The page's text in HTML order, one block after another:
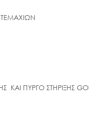
ΤΕΜΑΧΙΩΝ
ΚΑΙ ΠΥΡΓΟ ΣΤΗΡΙΞΗΣ